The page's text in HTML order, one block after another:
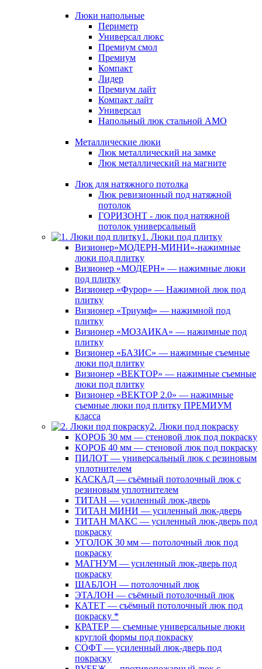
Люки напольные
Периметр
Универсал люкс
Премиум смол
Премиум
Компакт
Лидер
Премиум лайт
Компакт лайт
Универсал
Напольный люк стальной АМО
Металлические люки
Люк металлический на замке
Люк металлический на магните
Люк для натяжного потолка
Люк ревизионный под натяжной
потолок
ГОРИЗОНТ - люк под натяжной
потолок универсальный
1. Люки под плитку
Визионер»МОДЕРН-МИНИ»-нажимные
люки под плитку
Визионер «МОДЕРН» — нажимные люки
под плитку
Визионер «Фурор» — Нажимной люк под
плитку
Визионер «Триумф» — нажимной под
плитку
Визионер «МОЗАИКА» — нажимные под
плитку
Визионер «БАЗИС» — нажимные съемные
люки под плитку
Визионер «ВЕКТОР» — нажимные съемные
люки под плитку
Визионер «ВЕКТОР 2.0» — нажимные
съемные люки под плитку ПРЕМИУМ
класса
2. Люки под покраску
КОРОБ 30 мм — стеновой люк под покраску
КОРОБ 40 мм — стеновой люк под покраску
ПИЛОТ — универсальный люк с резиновым
уплотнителем
КАСКАД — съёмный потолочный люк с
резиновым уплотнителем
ТИТАН — усиленный люк-дверь
ТИТАН МИНИ — усиленный люк-дверь
ТИТАН МАКС — усиленный люк-дверь под
покраску
УГОЛОК 30 мм — потолочный люк под
покраску
МАГНУМ — усиленный люк-дверь под
покраску
ШАБЛОН — потолочный люк
ЭТАЛОН — съёмный потолочный люк
КАТЕТ — съёмный потолочный люк под
покраску *
КРАТЕР — съемные универсальные люки
круглой формы под покраску
СОФТ — усиленный люк-дверь под
покраску